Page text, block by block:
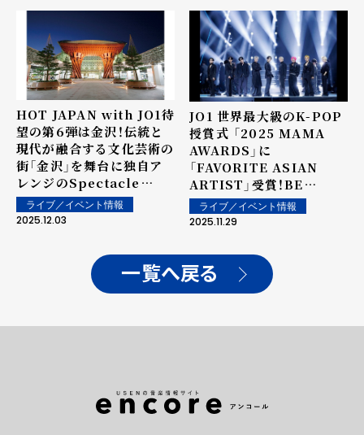
HOT JAPAN with JO1待
望の第6弾は金沢！伝統と
現代が融合する文化芸術の
街「金沢」を舞台に独自ア
レンジのSpectacle
Videoが公開決定！さらに
JO1結成6周年記念 ファン
ライブ／イベント情報
2025.12.03
JO1 世界最大級のK-POP
授賞式 「2025 MAMA
AWARDS」に
「FAVORITE ASIAN
ARTIST」受賞！BE
CLASSIC」壮大アレンジ
で披露！
ライブ／イベント情報
2025.11.29
一覧へ戻る